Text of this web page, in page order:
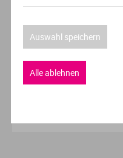
Auswahl speichern
Alle ablehnen